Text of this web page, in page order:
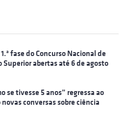
fase do Concurso Nacional de
Superior abertas até 6 de agosto
se tivesse 5 anos” regressa ao
conversas sobre ciência